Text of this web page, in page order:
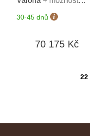
výměny do 90 dní
30-45 dnů
70 175 Kč
22